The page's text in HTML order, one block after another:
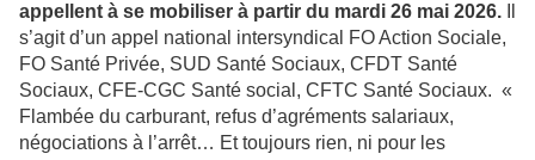
appellent à se mobiliser à partir du mardi 26 mai 2026.
s’agit d’un appel national intersyndical FO Action Sociale,
FO Santé Privée, SUD Santé Sociaux, CFDT Santé
Sociaux, CFE-CGC Santé social, CFTC Santé Sociaux. «
Flambée du carburant, refus d’agréments salariaux,
négociations à l’arrêt… Et toujours rien, ni pour les